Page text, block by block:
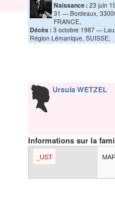
Naissance : 23 juin
31
Bordeaux,
FRANCE,
Décès : 3 octobre 1987
Région Lémanique, SUISSE,
UrsulaWETZEL
Informations sur la
_UST